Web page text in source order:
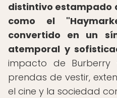
distintivo estampado
como el
convertido en un
atemporal y
impacto de
prendas de vestir,
el cine y la sociedad